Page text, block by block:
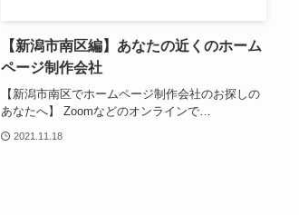
【新潟市南区編】あなたの近くのホーム
ページ制作会社
【新潟市南区でホームページ制作会社のお探しの
あなたへ】 Zoomなどのオンラインで…
2021.11.18